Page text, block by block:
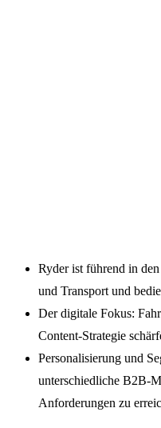
Ryder ist führend in
und Transport und
Der digitale Fokus:
Content-Strategie
Personalisierung und
unterschiedliche B2B-
Anforderungen zu